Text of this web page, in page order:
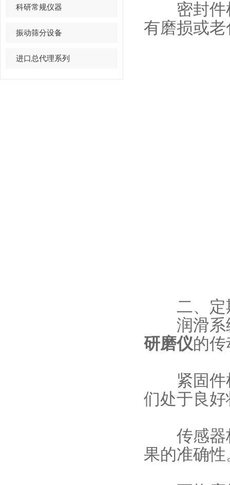
科研常规仪器
振动筛分设备
进口总代理系列
密封件检
有磨损或
二、定
润滑系统
研磨仪的
紧固件检
们处于良
传感器校
果的准确性